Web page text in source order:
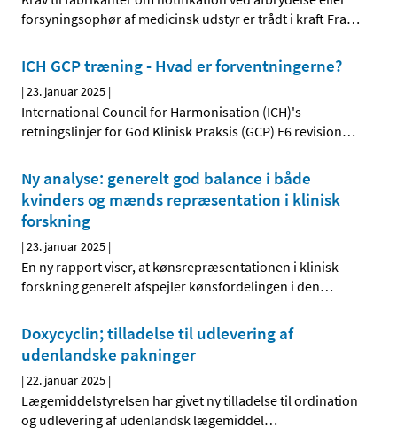
forsyningsophør af medicinsk udstyr er trådt i kraft Fra…
ICH GCP træning - Hvad er forventningerne?
|23. januar 2025 |
International Council for Harmonisation (ICH)'s
retningslinjer for God Klinisk Praksis (GCP) E6 revision…
Ny analyse: generelt god balance i både
kvinders og mænds repræsentation i klinisk
forskning
|23. januar 2025 |
En ny rapport viser, at kønsrepræsentationen i klinisk
forskning generelt afspejler kønsfordelingen i den…
Doxycyclin; tilladelse til udlevering af
udenlandske pakninger
|22. januar 2025 |
Lægemiddelstyrelsen har givet ny tilladelse til ordination
og udlevering af udenlandsk lægemiddel…